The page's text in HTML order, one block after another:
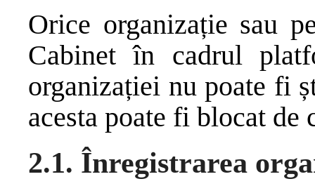
Orice organizație sau
Cabinet în cadrul
organizației nu poate fi
acesta poate fi blocat
2.1. Înregistrarea